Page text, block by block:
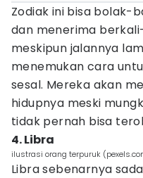
Zodiak ini bisa bolak-
dan menerima
meskipun jalannya
menemukan cara
sesal. Mereka akan
hidupnya meski
tidak pernah bisa
4. Libra
ilustrasi orang terpuruk
Libra sebenarnya